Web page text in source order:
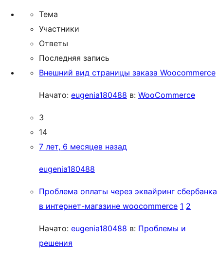
Тема
Участники
Ответы
Последняя запись
Внешний вид страницы заказа Woocommerce
Начато: eugenia180488 в: WooCommerce
3
14
7 лет, 6 месяцев назад
eugenia180488
Проблема оплаты через эквайринг сбербанка
в интернет-магазине woocommerce 1 2
Начато: eugenia180488 в: Проблемы и
решения